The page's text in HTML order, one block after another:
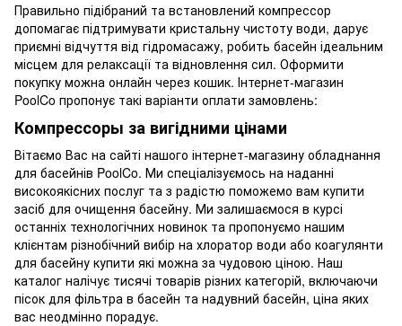
Правильно підібраний та встановлений компрессор
допомагає підтримувати кристальну чистоту води, дарує
приємні відчуття від гідромасажу, робить басейн ідеальним
місцем для релаксації та відновлення сил. Оформити
покупку можна онлайн через кошик. Інтернет-магазин
PoolCo пропонує такі варіанти оплати замовлень:
Компрессоры за вигідними цінами
Вітаємо Вас на сайті нашого інтернет-магазину обладнання
для басейнів PoolCo. Ми спеціалізуємось на наданні
високоякісних послуг та з радістю поможемо вам купити
засіб для очищення басейну. Ми залишаємося в курсі
останніх технологічних новинок та пропонуємо нашим
клієнтам різнобічний вибір на хлоратор води або коагулянти
для басейну купити які можна за чудовою ціною. Наш
каталог налічує тисячі товарів різних категорій, включаючи
пісок для фільтра в басейн та надувний басейн, ціна яких
вас неодмінно порадує.